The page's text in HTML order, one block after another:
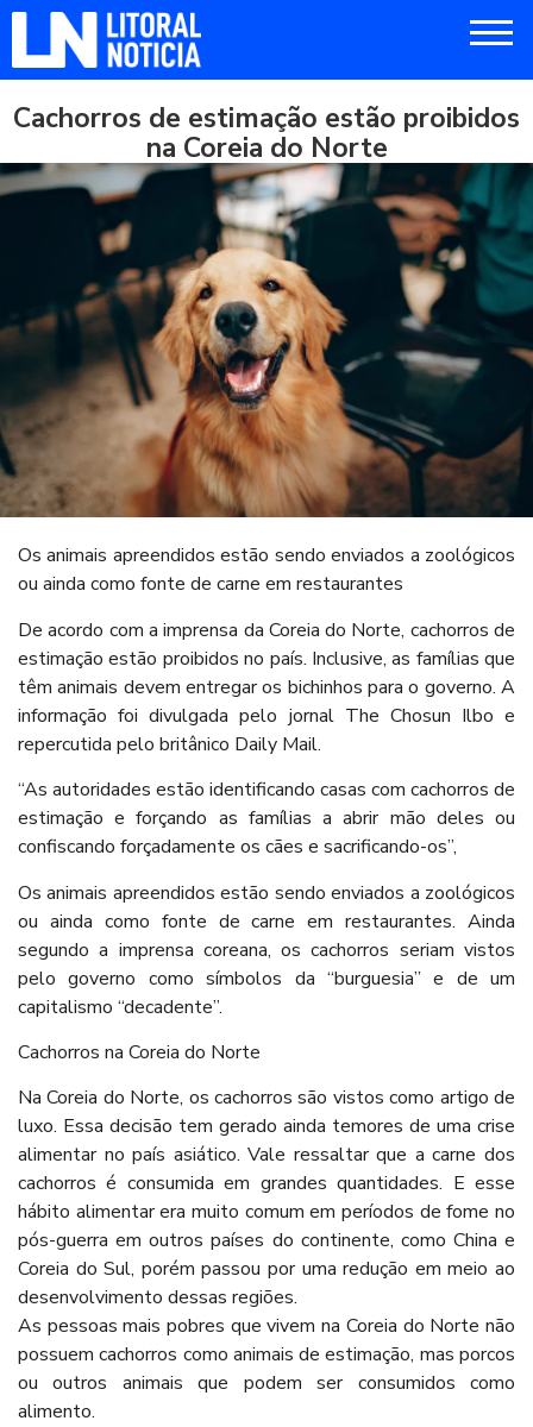
Cachorros de estimação estão proibidos
na Coreia do Norte
Os animais apreendidos estão sendo enviados a zoológicos
ou ainda como fonte de carne em restaurantes
De acordo com a imprensa da Coreia do Norte, cachorros de
estimação estão proibidos no país. Inclusive, as famílias que
têm animais devem entregar os bichinhos para o governo. A
informação foi divulgada pelo jornal The Chosun Ilbo e
repercutida pelo britânico Daily Mail.
“As autoridades estão identificando casas com cachorros de
estimação e forçando as famílias a abrir mão deles ou
confiscando forçadamente os cães e sacrificando-os”,
Os animais apreendidos estão sendo enviados a zoológicos
ou ainda como fonte de carne em restaurantes. Ainda
segundo a imprensa coreana, os cachorros seriam vistos
pelo governo como símbolos da “burguesia” e de um
capitalismo “decadente”.
Cachorros na Coreia do Norte
Na Coreia do Norte, os cachorros são vistos como artigo de
luxo. Essa decisão tem gerado ainda temores de uma crise
alimentar no país asiático. Vale ressaltar que a carne dos
cachorros é consumida em grandes quantidades. E esse
hábito alimentar era muito comum em períodos de fome no
pós-guerra em outros países do continente, como China e
Coreia do Sul, porém passou por uma redução em meio ao
desenvolvimento dessas regiões.
As pessoas mais pobres que vivem na Coreia do Norte não
possuem cachorros como animais de estimação, mas porcos
ou outros animais que podem ser consumidos como
alimento.